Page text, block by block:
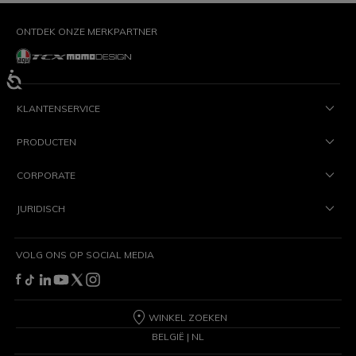
ONTDEK ONZE MERKPARTNER
KLANTENSERVICE
PRODUCTEN
CORPORATE
JURIDISCH
VOLG ONS OP SOCIAL MEDIA
WINKEL ZOEKEN
BELGIË | NL